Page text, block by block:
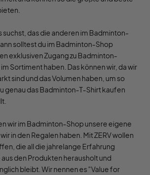
suchst, das die anderen im Badminton-
solltest du im Badminton-Shop
exklusiven Zugang zu Badminton-
Sortiment haben. Das können wir, da wir
sind und das Volumen haben, um so
genau das Badminton-T-Shirt kaufen
wir im Badminton-Shop unsere eigene
in den Regalen haben. Mit ZERV wollen
die all die jahrelange Erfahrung
den Produkten herausholt und
bleibt. Wir nennen es "Value for